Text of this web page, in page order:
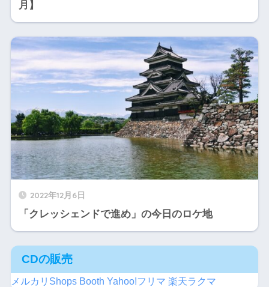
月】
2022年12月6日
「クレッシェンドで進め」の今日のロケ地
CDの販売
メルカリShops Booth Yahoo!フリマ 楽天ラクマ